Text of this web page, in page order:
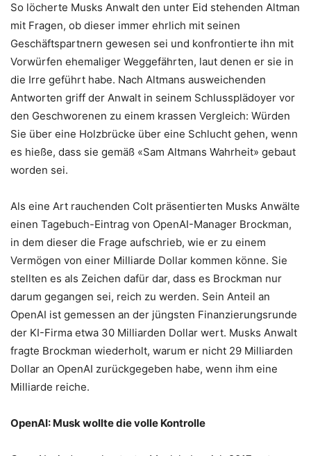
So löcherte Musks Anwalt den unter Eid stehenden Altman
mit Fragen, ob dieser immer ehrlich mit seinen
Geschäftspartnern gewesen sei und konfrontierte ihn mit
Vorwürfen ehemaliger Weggefährten, laut denen er sie in
die Irre geführt habe. Nach Altmans ausweichenden
Antworten griff der Anwalt in seinem Schlussplädoyer vor
den Geschworenen zu einem krassen Vergleich: Würden
Sie über eine Holzbrücke über eine Schlucht gehen, wenn
es hieße, dass sie gemäß «Sam Altmans Wahrheit» gebaut
worden sei.
Als eine Art rauchenden Colt präsentierten Musks Anwälte
einen Tagebuch-Eintrag von OpenAI-Manager Brockman,
in dem dieser die Frage aufschrieb, wie er zu einem
Vermögen von einer Milliarde Dollar kommen könne. Sie
stellten es als Zeichen dafür dar, dass es Brockman nur
darum gegangen sei, reich zu werden. Sein Anteil an
OpenAI ist gemessen an der jüngsten Finanzierungsrunde
der KI-Firma etwa 30 Milliarden Dollar wert. Musks Anwalt
fragte Brockman wiederholt, warum er nicht 29 Milliarden
Dollar an OpenAI zurückgegeben habe, wenn ihm eine
Milliarde reiche.
OpenAI: Musk wollte die volle Kontrolle